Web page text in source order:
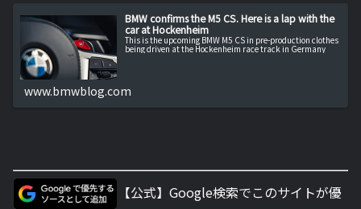
BMW confirms the M5 CS. Here is a lap with the
car at Hockenheim
This is the upcoming BMW M5 CS in pre-production clothes
being driven at the Hockenheim race track in Germany
www.bmwblog.com
【公式】Google検索でこのサイトが優